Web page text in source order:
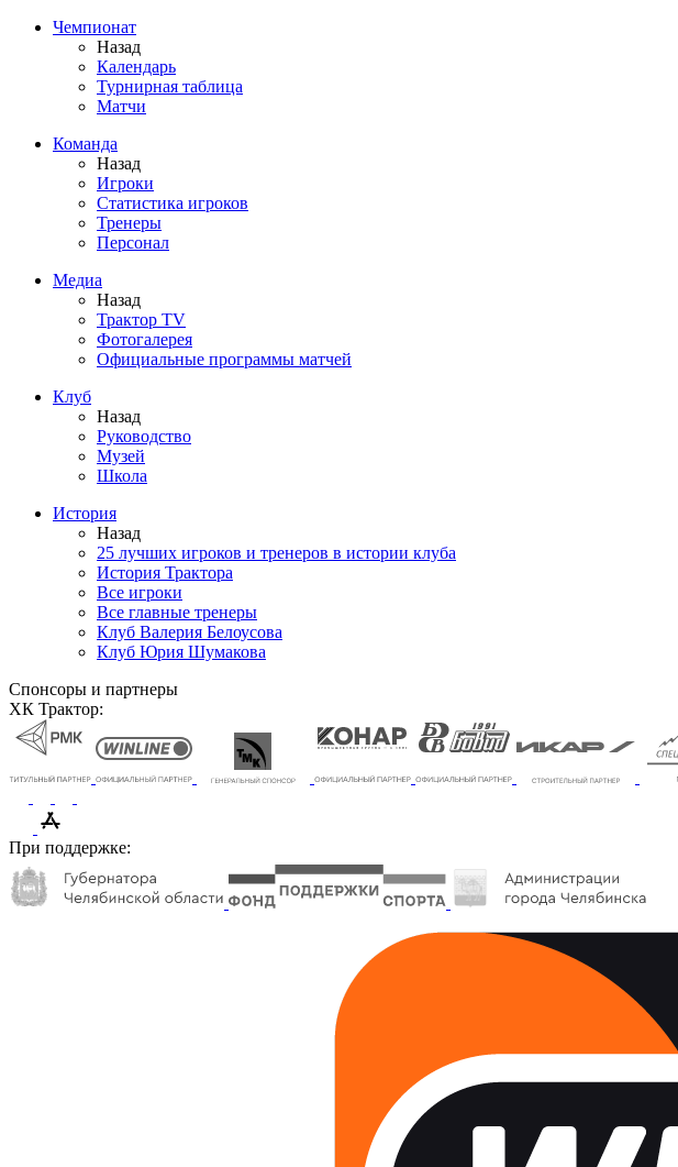
Чемпионат
Назад
Календарь
Турнирная таблица
Матчи
Команда
Назад
Игроки
Статистика игроков
Тренеры
Персонал
Медиа
Назад
Трактор TV
Фотогалерея
Официальные программы матчей
Клуб
Назад
Руководство
Музей
Школа
История
Назад
25 лучших игроков и тренеров в истории клуба
История Трактора
Все игроки
Все главные тренеры
Клуб Валерия Белоусова
Клуб Юрия Шумакова
Спонсоры и партнеры
ХК Трактор:
При поддержке: